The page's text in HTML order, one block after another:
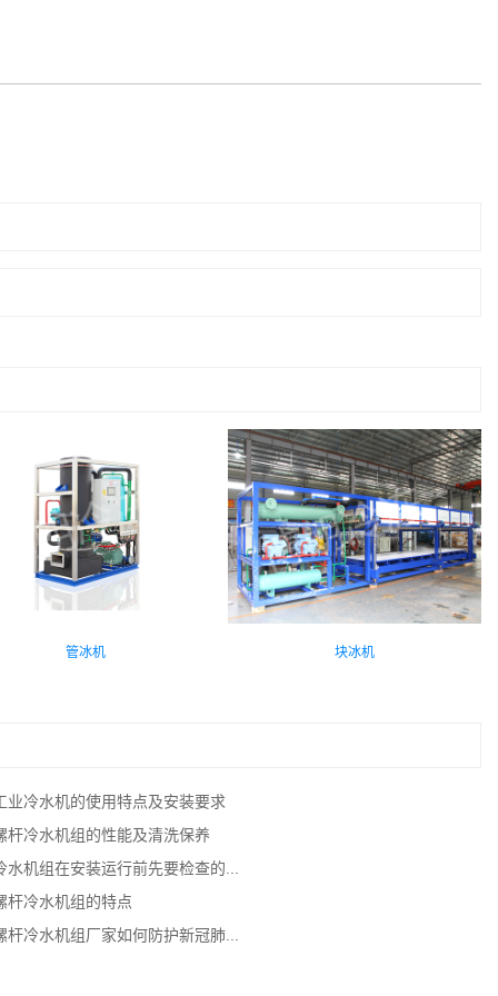
管冰机 块冰机
业冷水机的使用特点及安装要求
杆冷水机组的性能及清洗保养
水机组在安装运行前先要检查的...
杆冷水机组的特点
杆冷水机组厂家如何防护新冠肺...